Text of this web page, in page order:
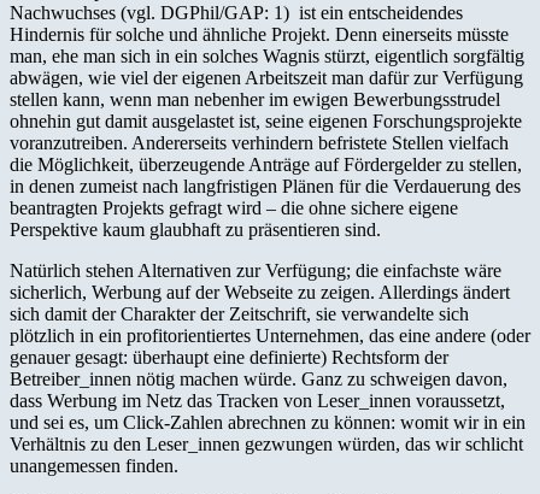
Nachwuchses (vgl. DGPhil/GAP: 1) ist ein entscheidendes
Hindernis für solche und ähnliche Projekt. Denn einerseits müsste
man, ehe man sich in ein solches Wagnis stürzt, eigentlich sorgfältig
abwägen, wie viel der eigenen Arbeitszeit man dafür zur Verfügung
stellen kann, wenn man nebenher im ewigen Bewerbungsstrudel
ohnehin gut damit ausgelastet ist, seine eigenen Forschungsprojekte
voranzutreiben. Andererseits verhindern befristete Stellen vielfach
die Möglichkeit, überzeugende Anträge auf Fördergelder zu stellen,
in denen zumeist nach langfristigen Plänen für die Verdauerung des
beantragten Projekts gefragt wird – die ohne sichere eigene
Perspektive kaum glaubhaft zu präsentieren sind.
Natürlich stehen Alternativen zur Verfügung; die einfachste wäre
sicherlich, Werbung auf der Webseite zu zeigen. Allerdings ändert
sich damit der Charakter der Zeitschrift, sie verwandelte sich
plötzlich in ein profitorientiertes Unternehmen, das eine andere (oder
genauer gesagt: überhaupt eine definierte) Rechtsform der
Betreiber_innen nötig machen würde. Ganz zu schweigen davon,
dass Werbung im Netz das Tracken von Leser_innen voraussetzt,
und sei es, um Click-Zahlen abrechnen zu können: womit wir in ein
Verhältnis zu den Leser_innen gezwungen würden, das wir schlicht
unangemessen finden.